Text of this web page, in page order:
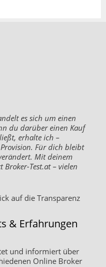
es sich um einen
du darüber einen Kauf
erhalte ich –
Für dich bleibt
Mit deinem
Test.at – vielen
auf die Transparenz
& Erfahrungen
und informiert über
Online Broker